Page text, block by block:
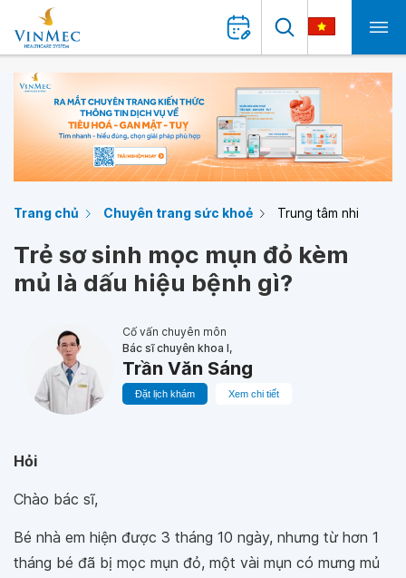
Trang chủ Chuyên trang sức khoẻ Trung tâm nhi
Trẻ sơ sinh mọc mụn đỏ kèm
mủ là dấu hiệu bệnh gì?
Cố vấn chuyên môn
Bác sĩ chuyên khoa I,
Trần Văn Sáng
Đặt lịch khám Xem chi tiết
Hỏi
Chào bác sĩ,
Bé nhà em hiện được 3 tháng 10 ngày, nhưng từ hơn 1
tháng bé đã bị mọc mụn đỏ, một vài mụn có mưng mủ